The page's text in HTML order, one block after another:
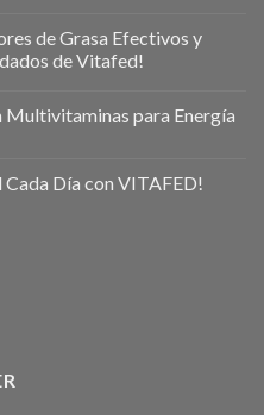
de Grasa Efectivos y
de Vitafed!
Multivitaminas para Energía
Día con VITAFED!